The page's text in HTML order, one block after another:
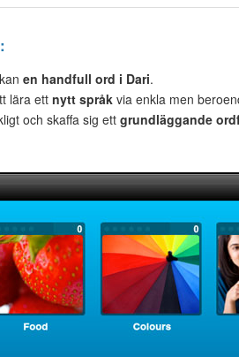
en handfull ord i Dari.
lära ett nytt språk via enkla men
och skaffa sig ett grundläggande